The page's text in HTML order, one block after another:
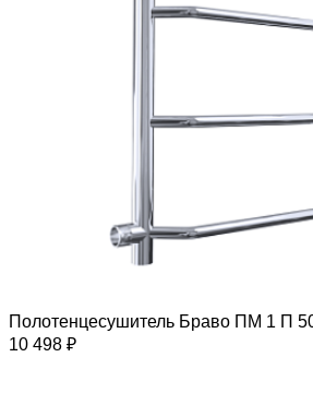
Полотенцесушитель Браво ПМ 1 П
10 498 ₽